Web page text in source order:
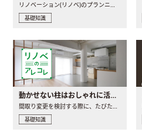
リノベーション(リノベ)のプランニングで一番最初に決めるのは..
基礎知識
動かせない柱はおしゃれに活用！柱を魅せるリノベーション(リノベ)4選
間取り変更を検討する際に、たびたび皆さんの頭を悩ませる動か..
基礎知識